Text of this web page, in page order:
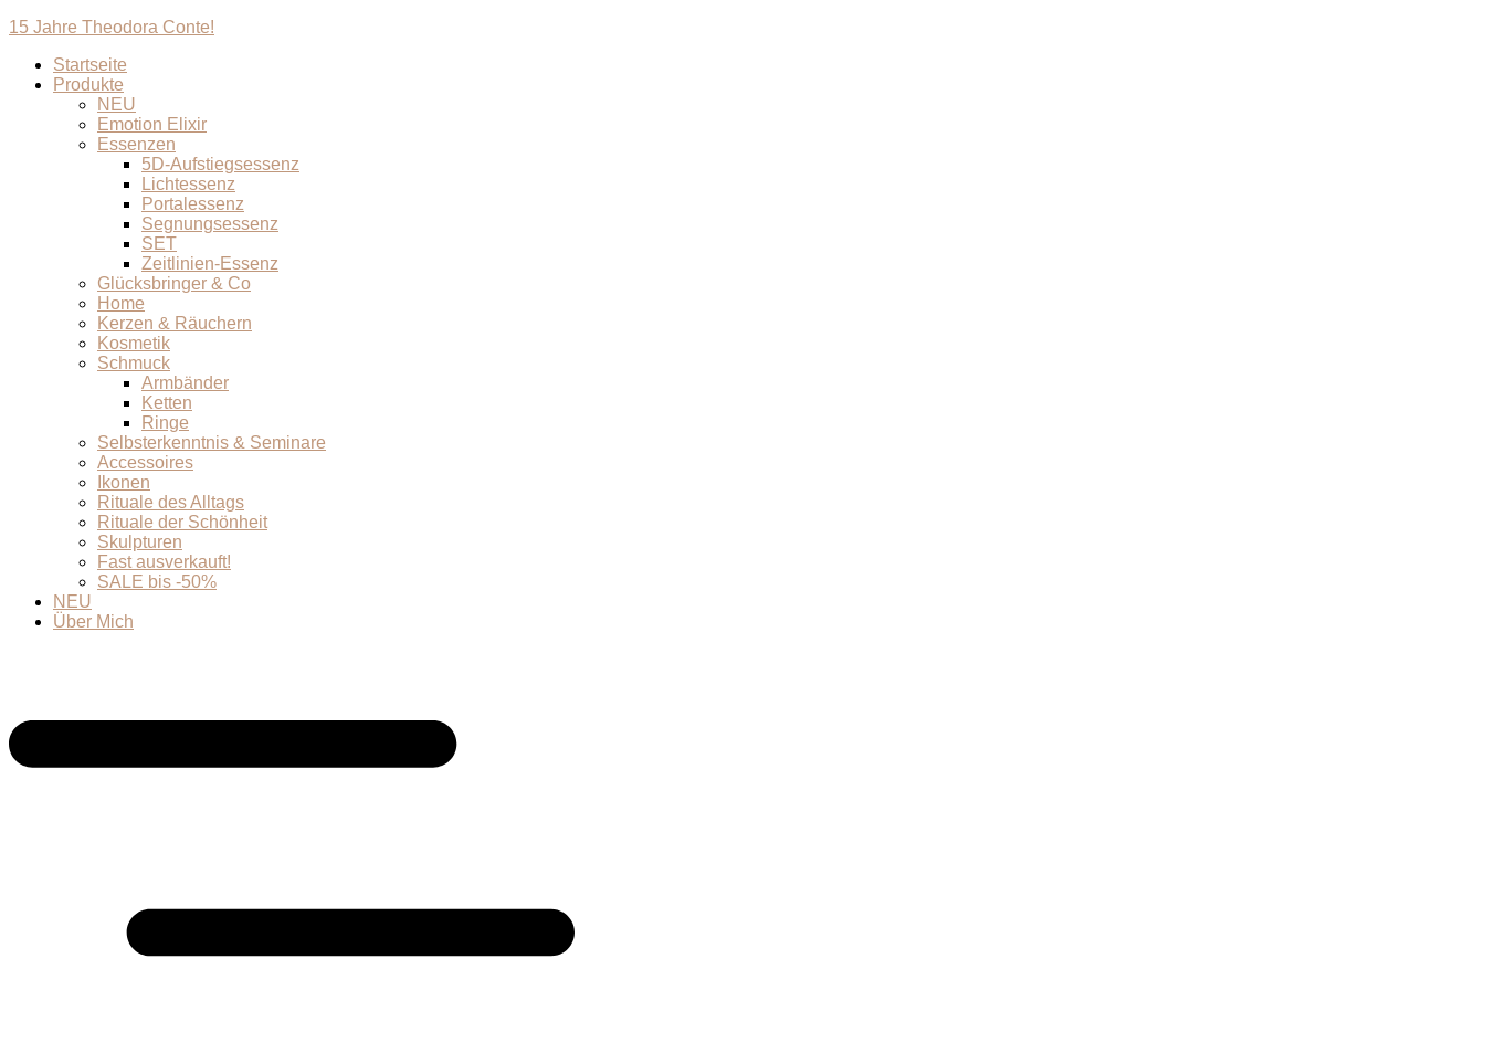
15 Jahre Theodora Conte!
Startseite
Produkte
NEU
Emotion Elixir
Essenzen
5D-Aufstiegsessenz
Lichtessenz
Portalessenz
Segnungsessenz
SET
Zeitlinien-Essenz
Glücksbringer & Co
Home
Kerzen & Räuchern
Kosmetik
Schmuck
Armbänder
Ketten
Ringe
Selbsterkenntnis & Seminare
Accessoires
Ikonen
Rituale des Alltags
Rituale der Schönheit
Skulpturen
Fast ausverkauft!
SALE bis -50%
NEU
Über Mich